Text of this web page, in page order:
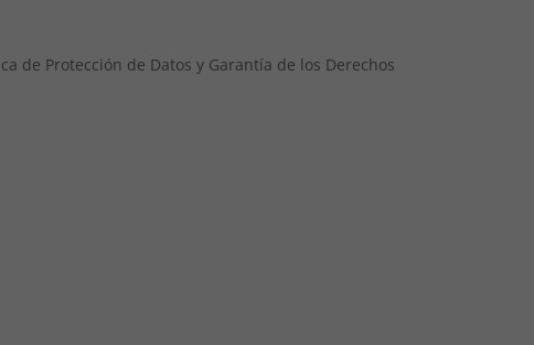
de Protección de Datos y Garantía de los Derechos